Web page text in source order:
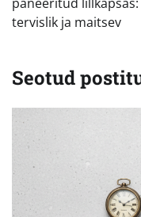
tervislik ja maitsev
Seotud